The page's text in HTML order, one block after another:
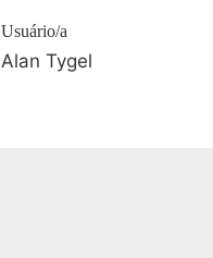
Usuário/a
Alan Tygel